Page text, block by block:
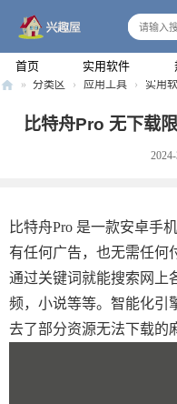
首页 实用软件
» 分类区 › 应用工具 › 实用
比特舟Pro 无下载
比特舟Pro 是一款安卓手
有任何广告，也无需任何
通过关键词就能搜索网上
频，小说等等。智能化引
去了部分资源无法下载的